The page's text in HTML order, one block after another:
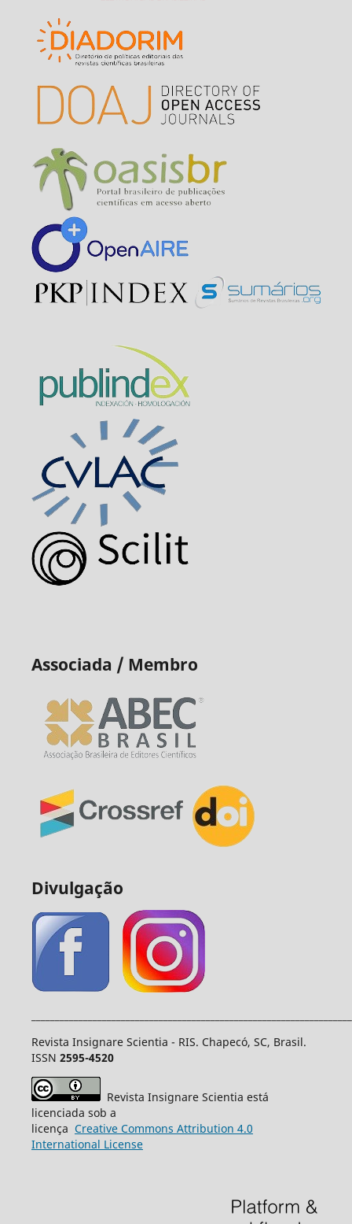
Associada / Membro
Divulgação
Revista Insignare Scientia - RIS. Chapecó, SC, Brasil.
ISSN 2595-4520
Revista Insignare Scientia está
licenciada sob a
licença Creative Commons Attribution 4.0
International License